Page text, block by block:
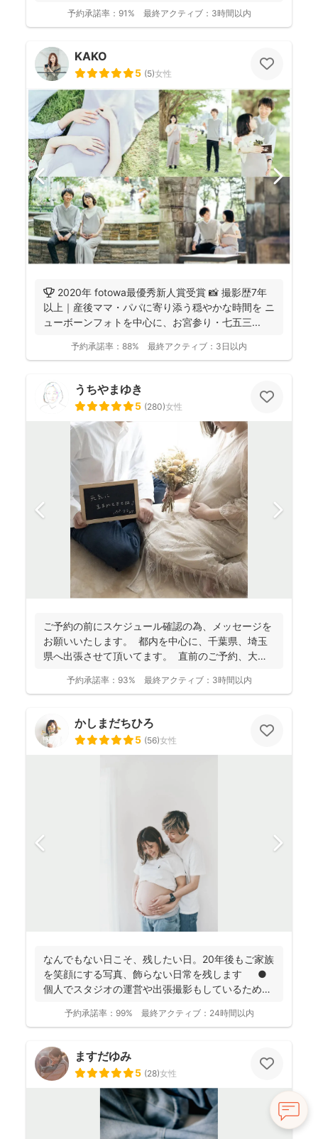
予約承諾率： 91% 最終アクティブ： 3時間以内
KAKO
5 (5)女性
🏆 2020年 fotowa最優秀新人賞受賞 📸 撮影歴7年
以上｜産後ママ・パパに寄り添う穏やかな時間を ニ
ューボーンフォトを中心に、お宮参り・七五三...
予約承諾率： 88% 最終アクティブ： 3日以内
うちやまゆき
5 (280)女性
ご予約の前にスケジュール確認の為、 メッセージを
お願いいたします。 都内を中心に、千葉県、埼玉
県へ出張させて頂いてます。 直前のご予約、大歓
予約承諾率： 93% 最終アクティブ： 3時間以内
かしまだちひろ
5 (56)女性
なんでもない日こそ、残したい日。20年後もご家族
を笑顔にする写真、飾らない日常を残します ●
個人でスタジオの運営や出張撮影もしているため、
予約承諾率： 99% 最終アクティブ： 24時間以内
ますだゆみ
5 (28)女性